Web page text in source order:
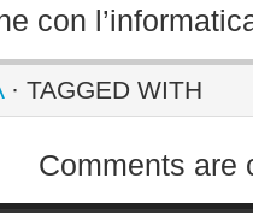
con
· TAGGED WITH
Comments are